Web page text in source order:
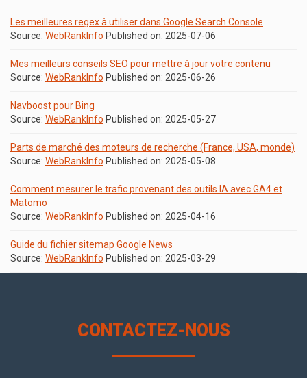
Les meilleures regex à utiliser dans Google Search Console
Source: WebRankInfo Published on: 2025-07-06
Mes meilleurs conseils SEO pour mettre à jour votre contenu
Source: WebRankInfo Published on: 2025-06-26
Navboost pour Bing
Source: WebRankInfo Published on: 2025-05-27
Parts de marché des moteurs de recherche (France, USA, monde)
Source: WebRankInfo Published on: 2025-05-08
Comment mesurer le trafic provenant des outils IA avec GA4 et
Matomo
Source: WebRankInfo Published on: 2025-04-16
Guide du fichier sitemap Google News
Source: WebRankInfo Published on: 2025-03-29
CONTACTEZ-NOUS